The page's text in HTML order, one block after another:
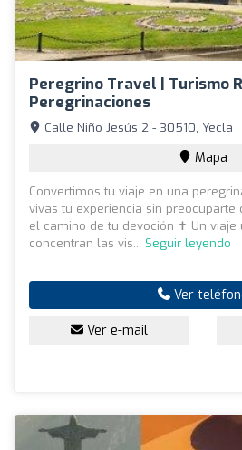
Peregrino Travel | Turismo
Peregrinaciones
Calle Niño Jesús 2 - 30510, Yecla
Mapa
Convertimos tu viaje en una
vivas tu experiencia sin preocuparte
el camino de tu devoción ✝️ Un viaje
concentran las vis... Seguir leyendo
Ver
Ver e-mail